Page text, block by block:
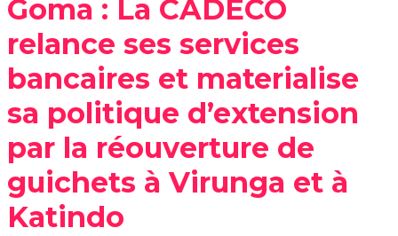
Goma : La CADECO
relance ses services
bancaires et materialise
sa politique d’extension
par la réouverture de
guichets à Virunga et à
Katindo